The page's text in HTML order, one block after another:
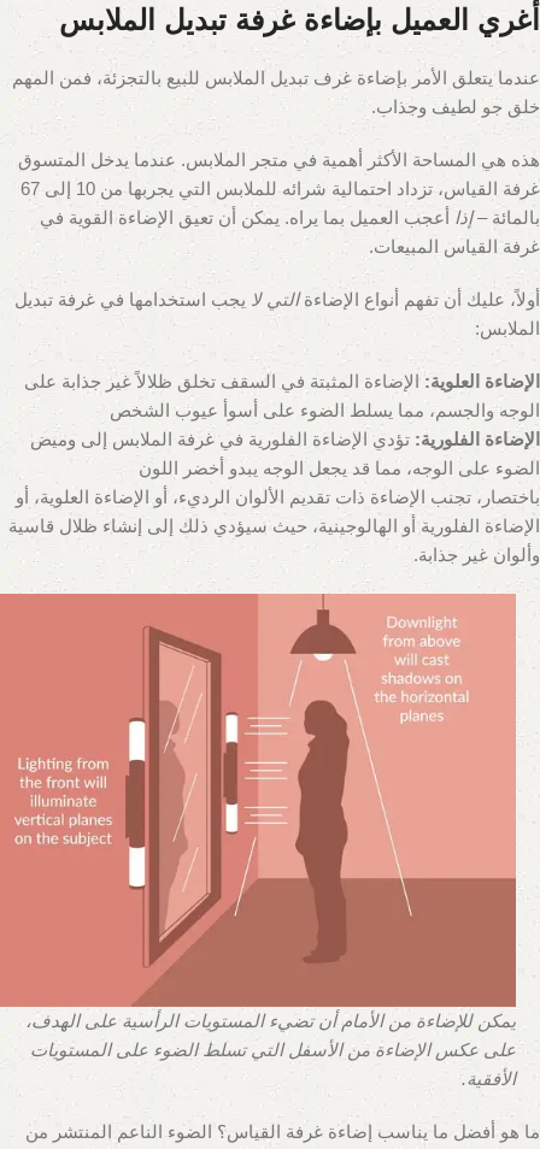
أغري العميل بإضاءة غرفة تبديل الملابس
عندما يتعلق الأمر بإضاءة غرف تبديل الملابس للبيع بالتجزئة، فمن المهم
خلق جو لطيف وجذاب.
هذه هي المساحة الأكثر أهمية في متجر الملابس. عندما يدخل المتسوق
غرفة القياس، تزداد احتمالية شرائه للملابس التي يجربها من 10 إلى 67
بالمائة –إذا أعجب العميل بما يراه. يمكن أن تعيق الإضاءة القوية في
غرفة القياس المبيعات.
أولاً، عليك أن تفهم أنواع الإضاءةالتي لا يجب استخدامها في غرفة تبديل
الملابس:
الإضاءة العلوية: الإضاءة المثبتة في السقف تخلق ظلالاً غير جذابة على
الوجه والجسم، مما يسلط الضوء على أسوأ عيوب الشخص
الإضاءة الفلورية: تؤدي الإضاءة الفلورية في غرفة الملابس إلى وميض
الضوء على الوجه، مما قد يجعل الوجه يبدو أخضر اللون
باختصار، تجنب الإضاءة ذات تقديم الألوان الرديء، أو الإضاءة العلوية، أو
الإضاءة الفلورية أو الهالوجينية، حيث سيؤدي ذلك إلى إنشاء ظلال قاسية
وألوان غير جذابة.
يمكن للإضاءة من الأمام أن تضيء المستويات الرأسية على الهدف،
على عكس الإضاءة من الأسفل التي تسلط الضوء على المستويات
الأفقية.
ما هو أفضل ما يناسب إضاءة غرفة القياس؟ الضوء الناعم المنتشر من